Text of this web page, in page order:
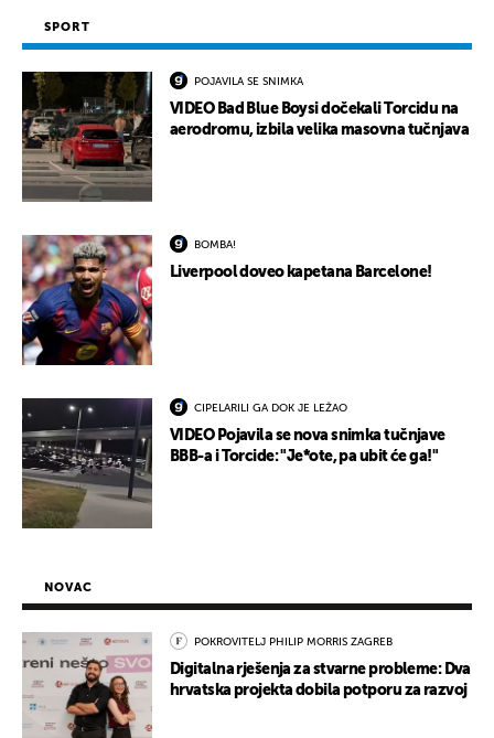
SPORT
POJAVILA SE SNIMKA
VIDEO Bad Blue Boysi dočekali Torcidu na
aerodromu, izbila velika masovna tučnjava
BOMBA!
Liverpool doveo kapetana Barcelone!
CIPELARILI GA DOK JE LEŽAO
VIDEO Pojavila se nova snimka tučnjave
BBB-a i Torcide: "Je*ote, pa ubit će ga!"
NOVAC
POKROVITELJ PHILIP MORRIS ZAGREB
Digitalna rješenja za stvarne probleme: Dva
hrvatska projekta dobila potporu za razvoj